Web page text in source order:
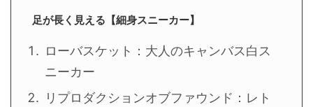
足が長く見える【細身スニーカー】
ローバスケット：大人のキャンバス白ス
ニーカー
リプロダクションオブファウンド：レト